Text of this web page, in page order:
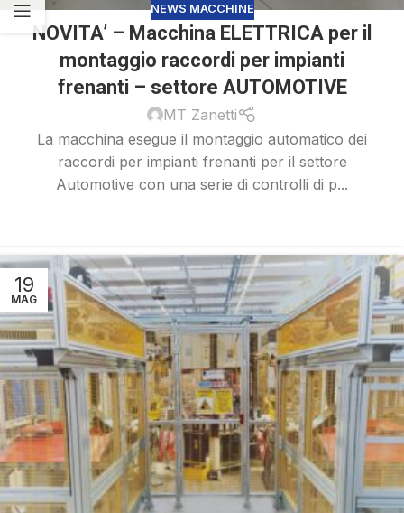
NEWS MACCHINE
NOVITA’ – Macchina ELETTRICA per il
montaggio raccordi per impianti
frenanti – settore AUTOMOTIVE
MT Zanetti
La macchina esegue il montaggio automatico dei
raccordi per impianti frenanti per il settore
Automotive con una serie di controlli di p...
19
MAG